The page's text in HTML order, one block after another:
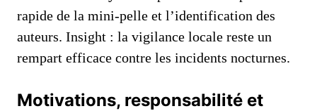
rapide de la mini‑pelle et l’identification des
auteurs. Insight : la vigilance locale reste un
rempart efficace contre les incidents nocturnes.
Motivations, responsabilité et